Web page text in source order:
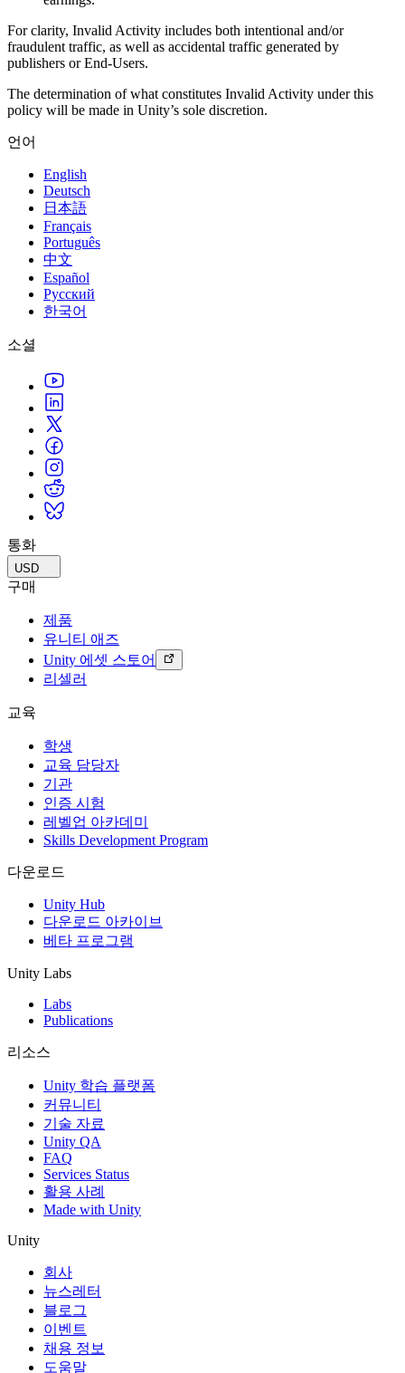
For clarity, Invalid Activity includes both intentional and/or
fraudulent traffic, as well as accidental traffic generated by
publishers or End-Users.
The determination of what constitutes Invalid Activity under this
policy will be made in Unity’s sole discretion.
언어
English
Deutsch
日本語
Français
Português
中文
Español
Русский
한국어
소셜
통화
USD
구매
제품
유니티 애즈
Unity 에셋 스토어
리셀러
교육
학생
교육 담당자
기관
인증 시험
레벨업 아카데미
Skills Development Program
다운로드
Unity Hub
다운로드 아카이브
베타 프로그램
Unity Labs
Labs
Publications
리소스
Unity 학습 플랫폼
커뮤니티
기술 자료
Unity QA
FAQ
Services Status
활용 사례
Made with Unity
Unity
회사
뉴스레터
블로그
이벤트
채용 정보
도움말